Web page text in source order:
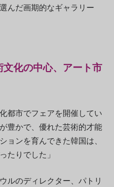
んだ画期的なギャラリー
化の中心、アート市
都市でフェアを開催してい
豊かで、優れた芸術的才能
ョンを育んできた韓国は、
たりでした」
ルのディレクター、パトリ